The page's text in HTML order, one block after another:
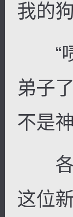
我的
“啧
弟子
不是
各
这位